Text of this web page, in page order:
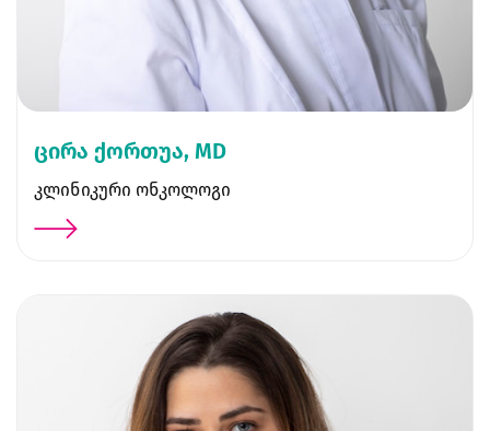
ცირა ქორთუა, MD
კლინიკური ონკოლოგი